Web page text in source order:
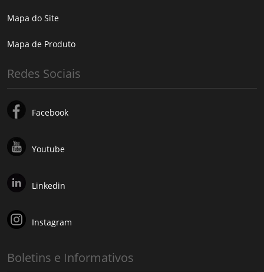
Mapa do Site
Mapa de Produto
Redes Sociais
Facebook
Youtube
Linkedin
Instagram
Boletins e Informativos